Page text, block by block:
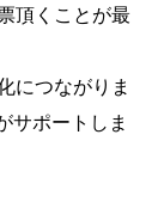
頂くことが最
につながりま
サポートしま